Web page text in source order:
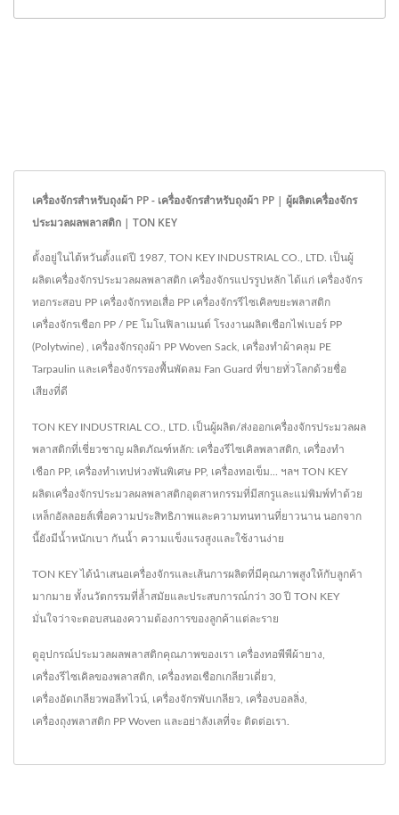
เครื่องจักรสำหรับถุงผ้า PP - เครื่องจักรสำหรับถุงผ้า PP | ผู้ผลิตเครื่องจักร
ประมวลผลพลาสติก | TON KEY
ตั้งอยู่ในไต้หวันตั้งแต่ปี 1987, TON KEY INDUSTRIAL CO., LTD. เป็นผู้
ผลิตเครื่องจักรประมวลผลพลาสติก เครื่องจักรแปรรูปหลัก ได้แก่ เครื่องจักร
ทอกระสอบ PP เครื่องจักรทอเสื่อ PP เครื่องจักรรีไซเคิลขยะพลาสติก
เครื่องจักรเชือก PP / PE โมโนฟิลาเมนต์ โรงงานผลิตเชือกไฟเบอร์ PP
(Polytwine) , เครื่องจักรถุงผ้า PP Woven Sack, เครื่องทำผ้าคลุม PE
Tarpaulin และเครื่องจักรรองพื้นพัดลม Fan Guard ที่ขายทั่วโลกด้วยชื่อ
เสียงที่ดี
TON KEY INDUSTRIAL CO., LTD. เป็นผู้ผลิต/ส่งออกเครื่องจักรประมวลผล
พลาสติกที่เชี่ยวชาญ ผลิตภัณฑ์หลัก: เครื่องรีไซเคิลพลาสติก, เครื่องทำ
เชือก PP, เครื่องทำเทปห่วงพันพิเศษ PP, เครื่องทอเข็ม... ฯลฯ TON KEY
ผลิตเครื่องจักรประมวลผลพลาสติกอุตสาหกรรมที่มีสกรูและแม่พิมพ์ทำด้วย
เหล็กอัลลอยส์เพื่อความประสิทธิภาพและความทนทานที่ยาวนาน นอกจาก
นี้ยังมีน้ำหนักเบา กันน้ำ ความแข็งแรงสูงและใช้งานง่าย
TON KEY ได้นำเสนอเครื่องจักรและเส้นการผลิตที่มีคุณภาพสูงให้กับลูกค้า
มากมาย ทั้งนวัตกรรมที่ล้ำสมัยและประสบการณ์กว่า 30 ปี TON KEY
มั่นใจว่าจะตอบสนองความต้องการของลูกค้าแต่ละราย
ดูอุปกรณ์ประมวลผลพลาสติกคุณภาพของเรา เครื่องทอพีพีผ้ายาง
เครื่องรีไซเคิลของพลาสติก เครื่องทอเชือกเกลียวเดี่ยว
เครื่องอัดเกลียวพอลีทไวน์ เครื่องจักรพับเกลียว เครื่องบอลลิ่ง
เครื่องถุงพลาสติก PP Woven และอย่าลังเลที่จะ ติดต่อเรา